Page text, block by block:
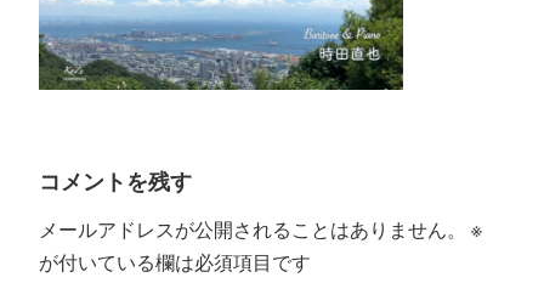
コメントを残す
メールアドレスが公開されることはありません。
※
が付いている欄は必須項目です